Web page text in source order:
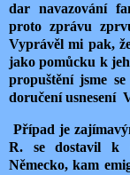
dar navazování
proto zprávu
Vyprávěl mi pak,
jako pomůcku k
propuštění jsme
doručení usnesení
Případ je
R. se dostavil k
Německo, kam